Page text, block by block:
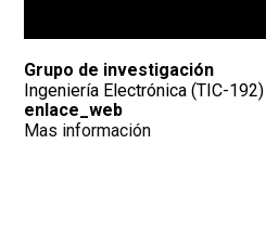
Grupo de investigación
Ingeniería Electrónica (TIC-192)
enlace_web
Mas información